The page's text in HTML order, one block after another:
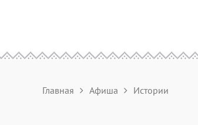
Главная Афиша Истории